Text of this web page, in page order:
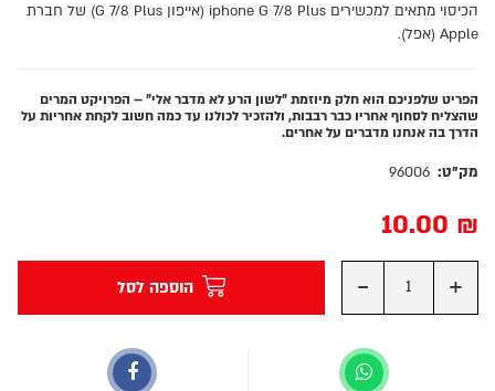
הכיסוי מתאים למכשירים iphone G 7/8 Plus (אייפון G 7/8 Plus) של חברת
Apple (אפל).
הפריט שלפניכם הוא חלק מיוזמת "לשון הרע לא מדבר אלי" – הפרויקט המרים
שהצליח לסחוף אחריו כבר רבבות, ולהזכיר לכולנו עד כמה חשוב לקחת אחריות על
הדרך בה אנחנו מדברים על אחרים.
מק"ט: 96006
10.00 ₪
+
- הוספה לסל